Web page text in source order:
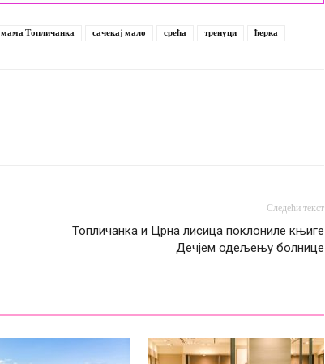
мама Топличанка сачекај мало срећа тренуци ћерка
Следећи текст
Топличанка и Црна лисица поклониле књиге
Дечјем одељењу болнице